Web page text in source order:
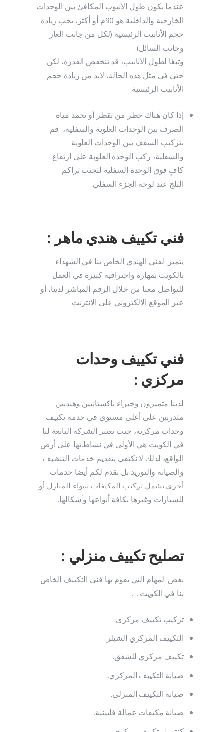
عندما يكون طول الأنبوب المكافئ بين الوحدات
الخارجية والداخلية هو 90م أو أكثر، يجب زيادة
حجم الأنابيب الرئيسية (لكل من جانب الغاز
وجانب السائل).
وتبعًا لطول الأنابيب، قد تنخفض القدرة، لكن
حتى في مثل هذه الحالة، لابد من زيادة حجم
الأنابيب الرئيسية.
إذا كان هناك خطر من تقطر أو تجمد مياه
الصرف بين الوحدات العلوية والسفلية، قم
بتركيب السقف بين الوحدات العلوية
والسفلية، ركب الوحدة العلوية على ارتفاع
كافٍ فوق الوحدة السفلية لتجنب تراكم
الثلج عند لوحة الجزء السفلي.
فني تكييف هندي ماهر :
يتميز الفني الهندي الخاص بنا في الشهداء
بالكويت بمهارة واحترافية كبيرة في العمل
للتواصل معنا من خلال الرقم المباشر لدينا، أو
عبر الموقع الالكتروني على الانترنت.
فني تكييف وحدات
مركزي :
لدينا متميزون وخبراء باكستانيين وهنديين
متدربين على أعلى مستوى في خدمة تكييف
وحدات مركزية، حيث تعتبر الشركة التابعة لنا
في الكويت هي الأولى في نشاطاتها على أرض
الواقع، لذلك لا نكتفي بتقديم خدمات التنظيف
والصيانة والتوريد بل نقدم لكم أيضا خدمات
أخرى تشمل تركيب المكيفات سواء للمنازل أو
للسيارات وغيرها بكافة أنواعها وأشكالها.
تصليح تكييف منزلي :
بعض المهام التي يقوم بها فني التكييف الخاص
بنا في الكويت …
تركيب تكييف مركزي.
التكييف المركزي الشيلر.
تكييف مركزي للشقق.
صيانة التكييف المركزي.
صيانة التكييف المنزلى.
صيانة مكيفات عمالة فلبينية.